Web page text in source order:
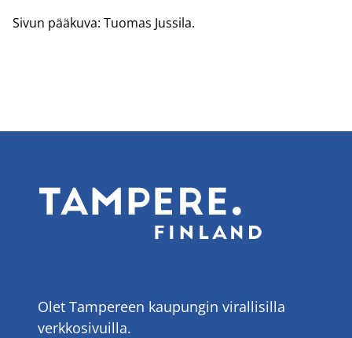
Sivun pää­ku­va: Tuo­mas Jus­si­la.
Olet Tampereen kaupungin virallisilla
verkkosivuilla.